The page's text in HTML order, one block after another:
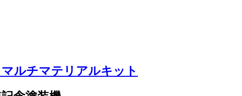
マルチマテリアルキット